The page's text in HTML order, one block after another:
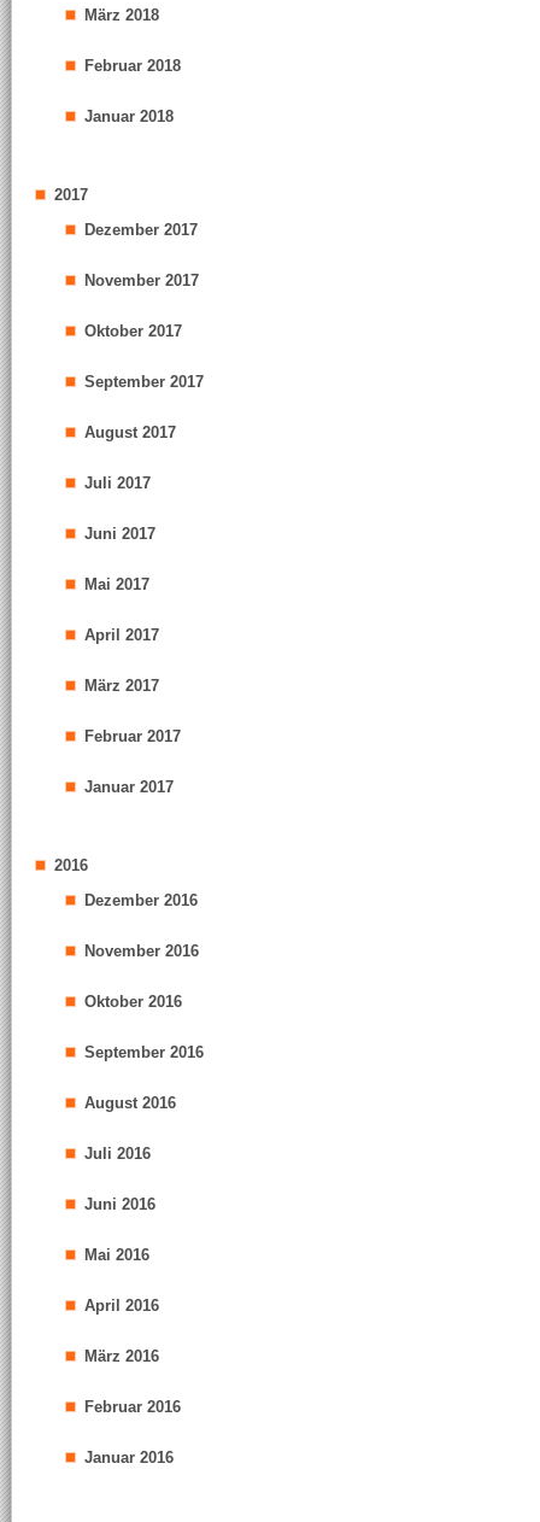
März 2018
Februar 2018
Januar 2018
2017
Dezember 2017
November 2017
Oktober 2017
September 2017
August 2017
Juli 2017
Juni 2017
Mai 2017
April 2017
März 2017
Februar 2017
Januar 2017
2016
Dezember 2016
November 2016
Oktober 2016
September 2016
August 2016
Juli 2016
Juni 2016
Mai 2016
April 2016
März 2016
Februar 2016
Januar 2016